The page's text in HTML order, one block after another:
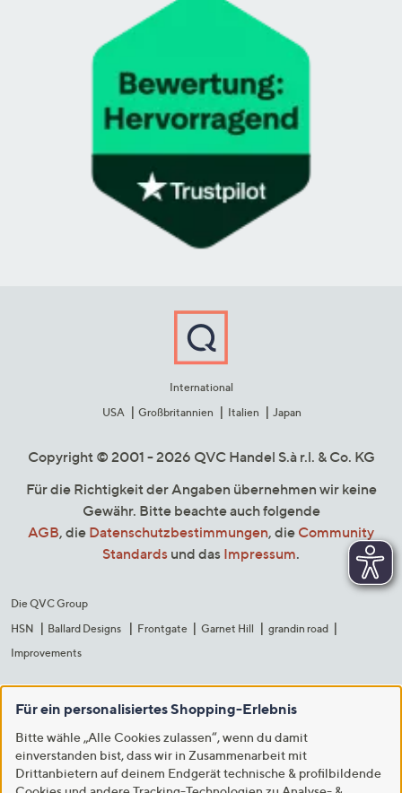
International
USA
Großbritannien Italien Japan
Copyright © 2001 - 2026 QVC Handel S.à r.l. & Co. KG
Für die Richtigkeit der Angaben übernehmen wir keine
Gewähr. Bitte beachte auch folgende
AGB, die Datenschutzbestimmungen, die Community
Standards und das Impressum.
Die QVC Group
HSN
Ballard Designs Frontgate Garnet Hill
grandin road
Improvements
Für ein personalisiertes Shopping-Erlebnis
Bitte wähle „Alle Cookies zulassen“, wenn du damit
einverstanden bist, dass wir in Zusammenarbeit mit
Drittanbietern auf deinem Endgerät technische & profilbildende